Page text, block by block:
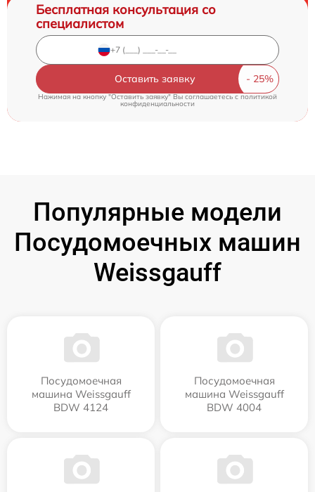
Бесплатная консультация со
специалистом
Оставить заявку
Нажимая на кнопку "Оставить заявку" Вы соглашаетесь cполитикой
конфиденциальности
Популярные модели
Посудомоечных машин
Weissgauff
Посудомоечная
машина Weissgauff
BDW 4124
Посудомоечная
машина Weissgauff
BDW 4004